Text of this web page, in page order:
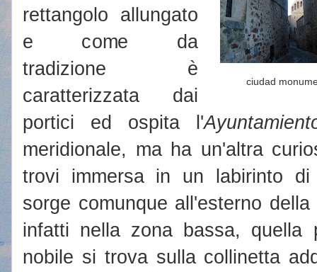
ciudad
rettangolo allungato
e come da
tradizione è
caratterizzata dai
portici ed ospita l'
meridionale, ma ha un'altra
trovi immersa in un labirinto
sorge comunque all'esterno
infatti nella zona bassa, quella
nobile si trova sulla collinetta